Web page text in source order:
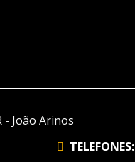
- João Arinos
TELEFONES: